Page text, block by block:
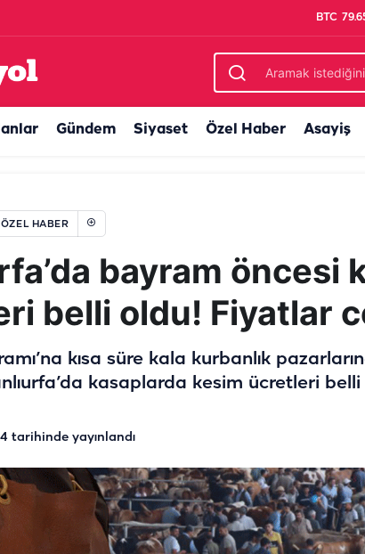
BTC
Gündem Siyaset Özel Haber Asayiş
ÖZEL HABER
bayram öncesi
belli oldu! Fiyatlar
kısa süre kala kurbanlık
kasaplarda kesim ücretleri belli
tarihinde yayınlandı
eden mikserler… Bir kez daha kaza getirdi